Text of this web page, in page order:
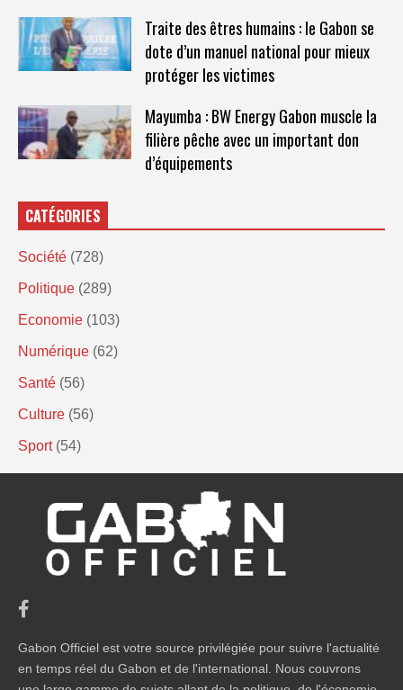
Traite des êtres humains : le Gabon se
dote d’un manuel national pour mieux
protéger les victimes
Mayumba : BW Energy Gabon muscle la
filière pêche avec un important don
d’équipements
CATÉGORIES
Société (728)
Politique (289)
Economie (103)
Numérique (62)
Santé (56)
Culture (56)
Sport (54)
Gabon Officiel est votre source privilégiée pour suivre l'actualité
en temps réel du Gabon et de l'international. Nous couvrons